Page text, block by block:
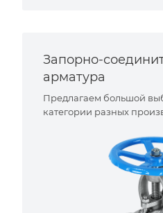
Запорно-
арматура
Предлагаем большой
категории разных